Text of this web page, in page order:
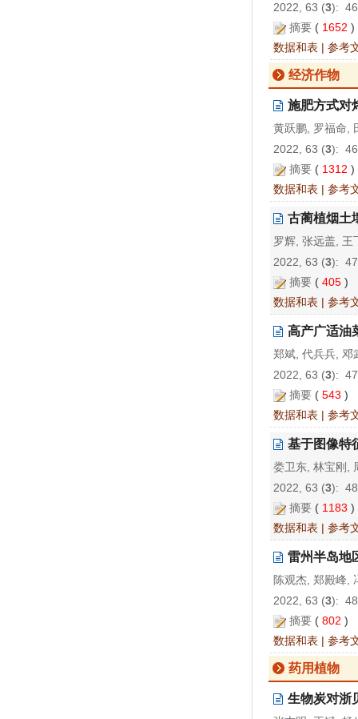
2022, 63 (3):
摘要 ( 1652
数据和表 | 参考
经济作物
施肥方式对
黄跃鹏, 罗福命,
2022, 63 (3):
摘要 ( 1312
数据和表 | 参考
古蔺植烟土
罗辉, 张远盖, 王
2022, 63 (3):
摘要 ( 405 )
数据和表 | 参考
高产广适油
郑斌, 代兵兵, 邓
2022, 63 (3):
摘要 ( 543 )
数据和表 | 参考
基于图像特
娄卫东, 林宝刚,
2022, 63 (3):
摘要 ( 1183
数据和表 | 参考
雷州半岛地
陈观杰, 郑殿峰,
2022, 63 (3):
摘要 ( 802 )
数据和表 | 参考
药用植物
生物炭对浙